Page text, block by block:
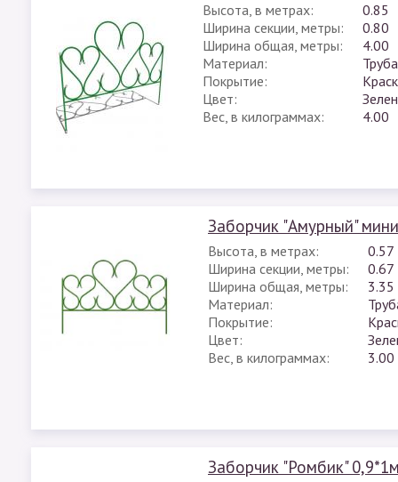
Высота, в метрах:
0.85
Ширина секции, метры:
0.80
Ширина общая, метры:
4.00
Материал:
Покрытие:
Цвет:
Вес, в килограммах:
4.00
Заборчик "Амурный"
Высота, в метрах:
0.57
Ширина секции, метры:
0.67
Ширина общая, метры:
3.35
Материал:
Покрытие:
Цвет:
Вес, в килограммах:
3.00
Заборчик "Ромбик"